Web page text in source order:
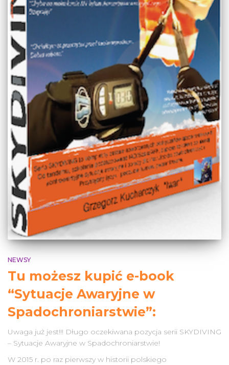
NEWSY
Tu możesz kupić e-book
“Sytuacje Awaryjne w
Spadochroniarstwie”:
Uwaga już jest!!! Długo oczekiwana pozycja serii SKYDIVING
– Sytuacje Awaryjne w Spadochroniarstwie!
W 2015 r. po raz pierwszy w historii polskiego